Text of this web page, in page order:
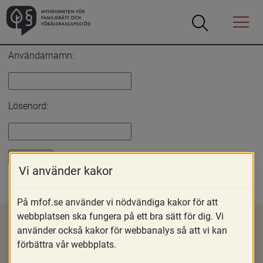
Öppna
Öppna
Menyn
Inloggning
Användarnamn:
Lösenord:
Om MFoF
Vi använder kakor
På mfof.se använder vi nödvändiga kakor för att
webbplatsen ska fungera på ett bra sätt för dig. Vi
använder också kakor för webbanalys så att vi kan
förbättra vår webbplats.